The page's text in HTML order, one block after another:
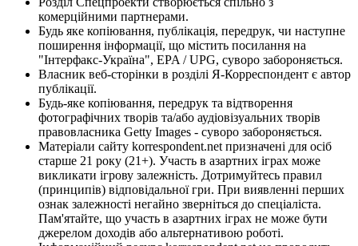
комерційними партнерами.
Будь яке копіювання, публікація, передрук, чи наступне
поширення інформації, що містить посилання на
"Інтерфакс-Україна", EPA / UPG, суворо забороняється.
Власник веб-сторінки в розділі Я-Корреспондент є автор
публікації.
Будь-яке копіювання, передрук та відтворення
фотографічних творів та/або аудіовізуальних творів
правовласника Getty Images - суворо забороняється.
Матеріали сайту korrespondent.net призначені для осіб
старше 21 року (21+). Участь в азартних іграх може
викликати ігрову залежність. Дотримуйтесь правил
(принципів) відповідальної гри. При виявленні перших
ознак залежності негайно зверніться до спеціаліста.
Пам'ятайте, що участь в азартних іграх не може бути
джерелом доходів або альтернативою роботі.